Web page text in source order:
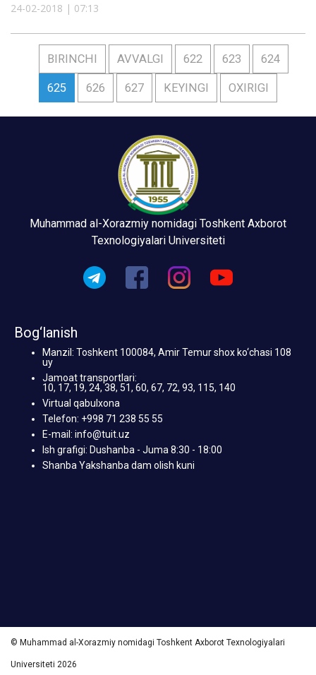
24-02-2018 | 07:13
BIRINCHI AVVALGI 622 623 624
625 626 627 KEYINGI OXIRIGI
Muhammad al-Xorazmiy nomidagi Toshkent Axborot
Texnologiyalari Universiteti
Bog‘lanish
Manzil: Toshkent 100084, Amir Temur shox ko‘chasi 108
uy
Jamoat transportlari:
10, 17, 19, 24, 38, 51, 60, 67, 72, 93, 115, 140
Virtual qabulxona
Telefon: +998 71 238 55 55
E-mail: info@tuit.uz
Ish grafigi: Dushanba - Juma 8:30 - 18:00
Shanba Yakshanba dam olish kuni
© Muhammad al-Xorazmiy nomidagi Toshkent Axborot Texnologiyalari
Universiteti 2026